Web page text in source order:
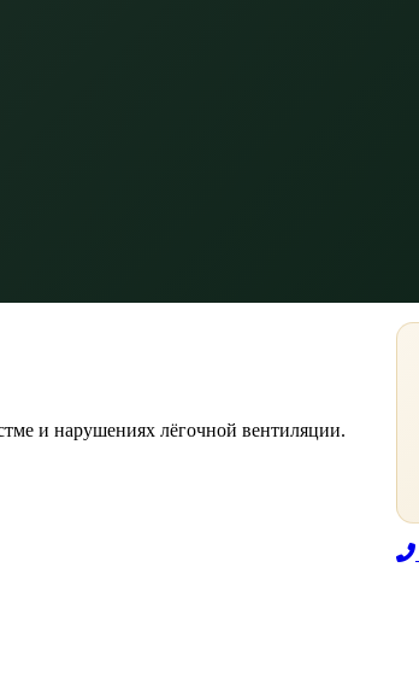
и нарушениях лёгочной вентиляции.